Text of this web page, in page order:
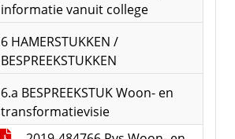
informatie vanuit college
6 HAMERSTUKKEN /
BESPREEKSTUKKEN
6.a BESPREEKSTUK Woon- en
transformatievisie